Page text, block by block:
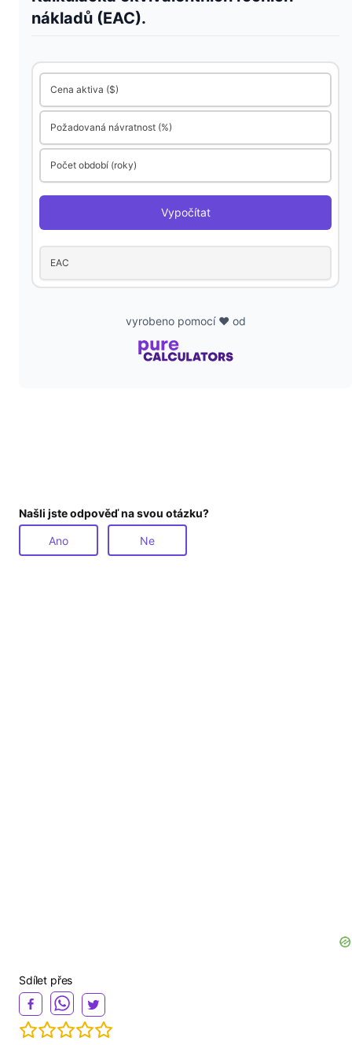
d
e
o
nákladů (EAC).
Cena aktiva ($)
Požadovaná návratnost (%)
Počet období (roky)
Vypočítat
EAC
vyrobeno pomocí ❤️ od
Našli jste odpověď na svou otázku?
Ano Ne
Sdílet přes